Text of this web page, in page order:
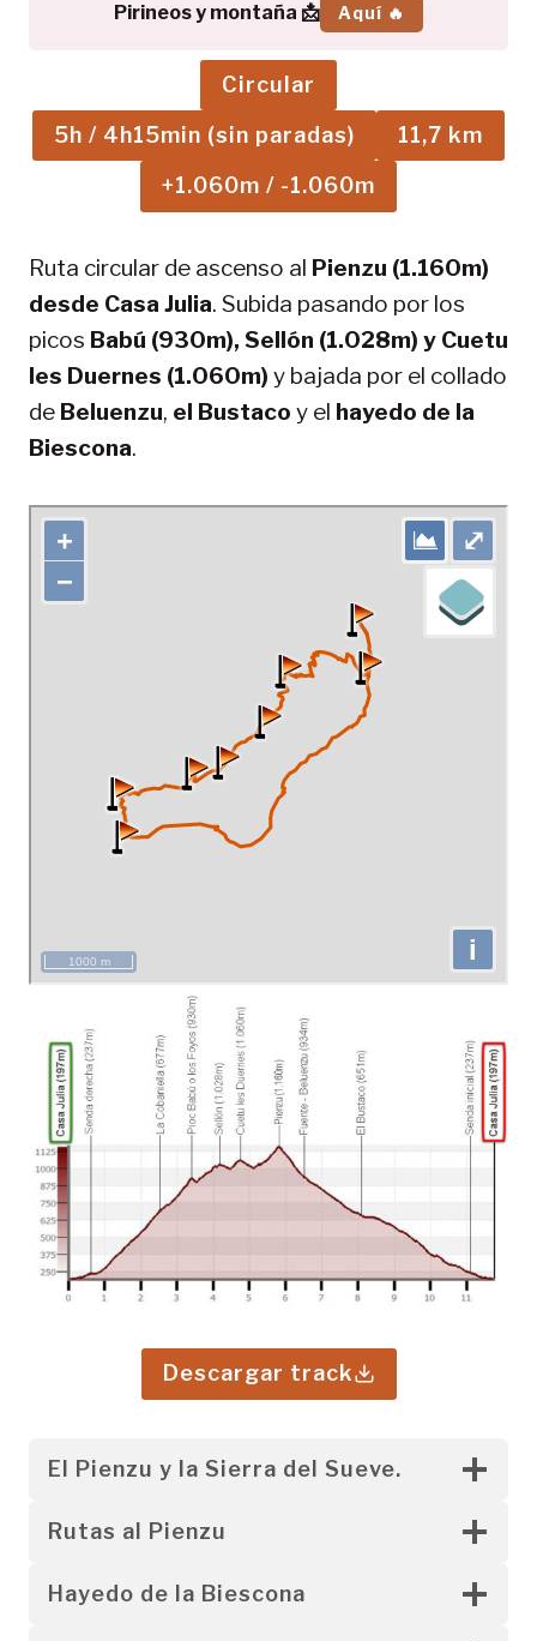
Pirineos y montaña 📩 Aquí 🔥
Circular
5h / 4h15min (sin paradas) 11,7 km
+1.060m / -1.060m
Ruta circular de ascenso al Pienzu (1.160m)
desde Casa Julia. Subida pasando por los
picos Babú (930m), Sellón (1.028m) y Cuetu
les Duernes (1.060m) y bajada por el collado
de Beluenzu, el Bustaco y el hayedo de la
Biescona.
Descargar track
El Pienzu y la Sierra del Sueve.
Rutas al Pienzu
Hayedo de la Biescona